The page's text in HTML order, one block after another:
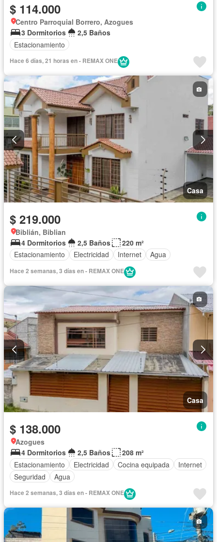
$ 114.000
Centro Parroquial Borrero, Azogues
3 Dormitorios
2,5 Baños
Estacionamiento
Hace 6 días, 21 horas en - REMAX ONE
Casa
$ 219.000
Biblián, Biblian
4 Dormitorios
2,5 Baños
220 m²
Estacionamiento
Electricidad Internet Agua
Hace 2 semanas, 3 días en - REMAX ONE
Casa
$ 138.000
Azogues
4 Dormitorios
2,5 Baños
208 m²
Estacionamiento
Electricidad Cocina equipada
Internet
Seguridad
Agua
Hace 2 semanas, 3 días en - REMAX ONE